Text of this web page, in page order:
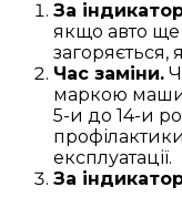
За
якщо авто ще
загоряється,
Час заміни.
маркою
5-и до 14-и
експлуатації.
За